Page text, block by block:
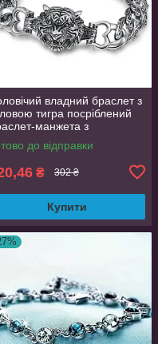
владний браслет з
тигра посріблений
манжета з
зверя
до відправки
₴ 302 ₴
Купити